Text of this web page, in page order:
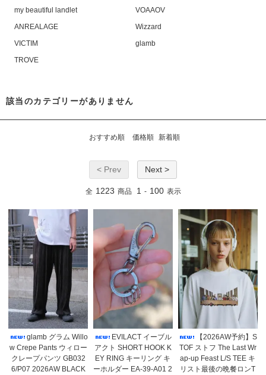
my beautiful landlet
VOAAOV
ANREALAGE
Wizzard
VICTIM
glamb
TROVE
該当のカテゴリーがありません
おすすめ順 価格順 新着順
< Prev Next >
全 1223 商品 1 - 100 表示
glamb グラム Willo
w Crepe Pants ウィロー
クレープパンツ GB032
6/P07 2026AW BLACK
EVILACT イーブル
アクト SHORT HOOK K
EY RING キーリング キ
ーホルダー EA-39-A01 2
【2026AW予約】S
TOF ストフ The Last Wr
ap-up Feast L/S TEE キ
リスト最後の晩餐ロンT